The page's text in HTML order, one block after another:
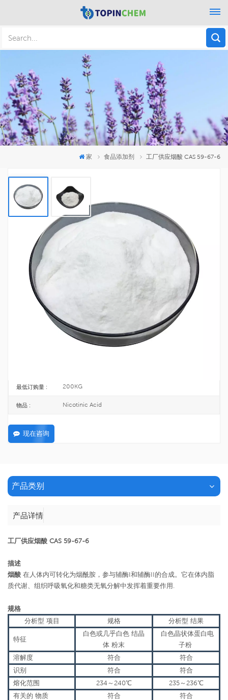
家 食品添加剂 工厂供应烟酸 CAS 59-67-6
工厂供应烟酸 CAS 59-67-6
烟酸又称维生素B3，是人体必需的13种维生素之一。属于B族维生素，耐热，
能升华，是水溶性维生素。
CAS号 :
欧洲化学会 :
TOPINCHEM®
最低订购量 : 200KG
物品 : Nicotinic Acid
现在咨询
产品类别
产品详情
工厂供应烟酸 CAS 59-67-6
描述
烟酸 在人体内可转化为烟酰胺，参与辅酶I和辅酶II的合成。它在体内脂
质代谢、组织呼吸氧化和糖类无氧分解中发挥着重要作用 .
规格
分析型 项目 规格 分析型 结果
特征
白色或几乎白色 结晶
体 粉末
白色晶状体蛋白 电
子粉
溶解度
符合
符合
识别
符合
符合
熔化范围
234～240℃
235～236℃
有关的 物质 符合
符合